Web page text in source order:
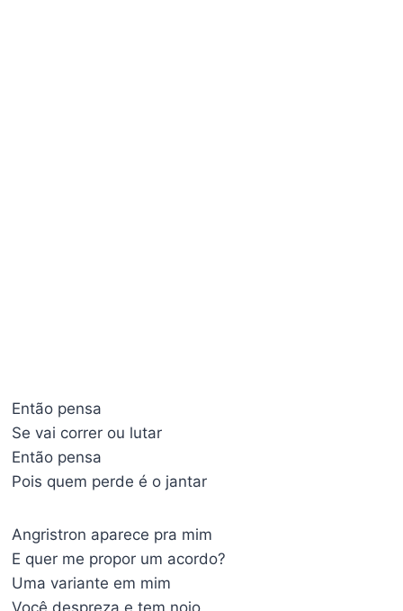
Então pensa
Se vai correr ou lutar
Então pensa
Pois quem perde é o jantar
Angristron aparece pra mim
E quer me propor um acordo?
Uma variante em mim